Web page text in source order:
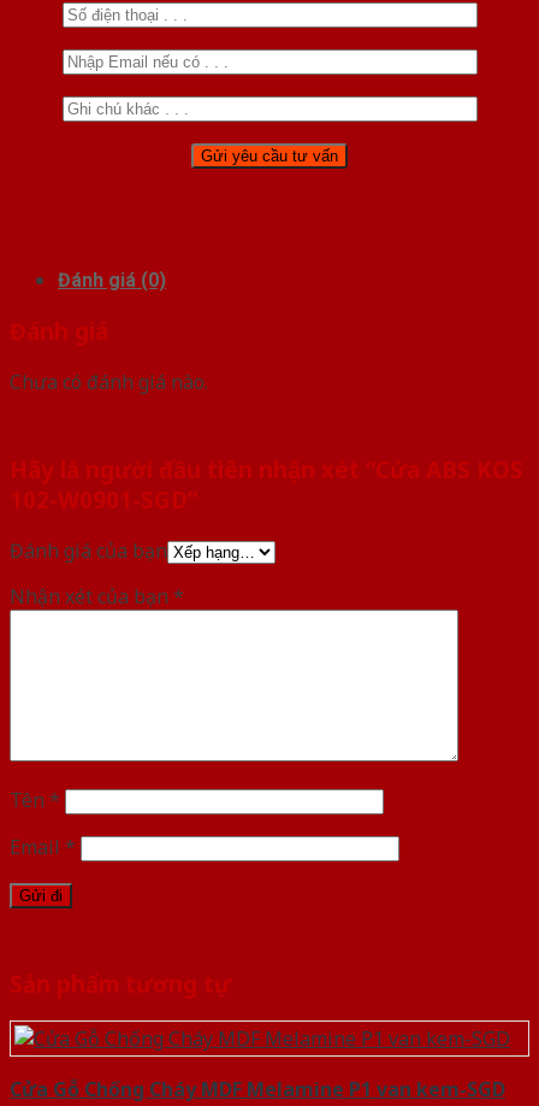
Đánh giá (0)
Đánh giá
Chưa có đánh giá nào.
Hãy là người đầu tiên nhận xét “Cửa ABS KOS
102-W0901-SGD”
Đánh giá của bạn
Nhận xét của bạn *
Tên *
Email *
Sản phẩm tương tự
Cửa Gỗ Chống Cháy MDF Melamine P1 van kem-SGD